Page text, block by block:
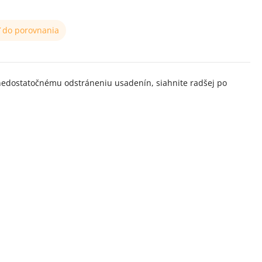
porovnania
odstráneniu usadenín, siahnite radšej po